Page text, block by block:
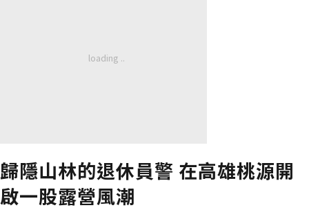
歸隱山林的退休員警 在高雄桃源開
啟一股露營風潮